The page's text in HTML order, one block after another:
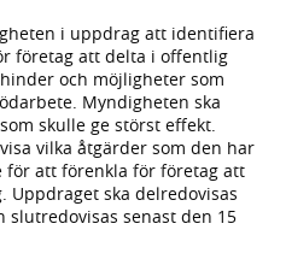
i uppdrag att identifiera
företag att delta i offentlig
och möjligheter som
Myndigheten ska
skulle ge störst effekt.
vilka åtgärder som den har
att förenkla för företag att
ska delredovisas
slutredovisas senast den 15